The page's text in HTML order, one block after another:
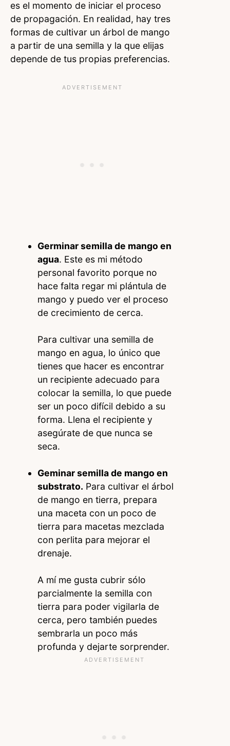
es el momento de iniciar el proceso
de propagación. En realidad, hay tres
formas de cultivar un árbol de mango
a partir de una semilla y la que elijas
depende de tus propias preferencias.
Germinar semilla de mango en
agua. Este es mi método
personal favorito porque no
hace falta regar mi plántula de
mango y puedo ver el proceso
de crecimiento de cerca.
Para cultivar una semilla de
mango en agua, lo único que
tienes que hacer es encontrar
un recipiente adecuado para
colocar la semilla, lo que puede
ser un poco difícil debido a su
forma. Llena el recipiente y
asegúrate de que nunca se
seca.
Geminar semilla de mango en
substrato. Para cultivar el árbol
de mango en tierra, prepara
una maceta con un poco de
tierra para macetas mezclada
con perlita para mejorar el
drenaje.
A mí me gusta cubrir sólo
parcialmente la semilla con
tierra para poder vigilarla de
cerca, pero también puedes
sembrarla un poco más
profunda y dejarte sorprender.